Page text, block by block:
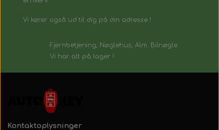
Vi kører også ud til dig på din adresse !
Fjernbetjening, Nøglehus, Alm. Bilnøgle
Vi har alt på lager !
Kontaktoplysninger